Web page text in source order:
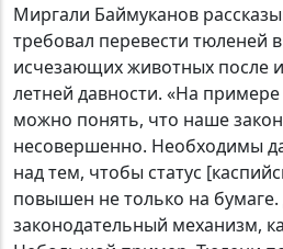
Миргали Баймуканов
требовал перевести тюленей
исчезающих животных после
летней давности. «На
можно понять, что наше
несовершенно. Необходимы
над тем, чтобы статус
повышен не только на
законодательный механизм,